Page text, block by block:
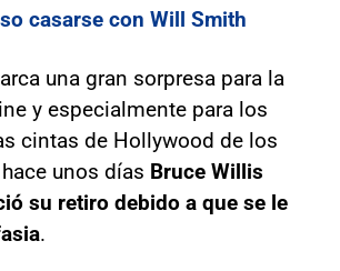
casarse con Will Smith
una gran sorpresa para la
y especialmente para los
cintas de Hollywood de los
unos días Bruce Willis
su retiro debido a que se le
.